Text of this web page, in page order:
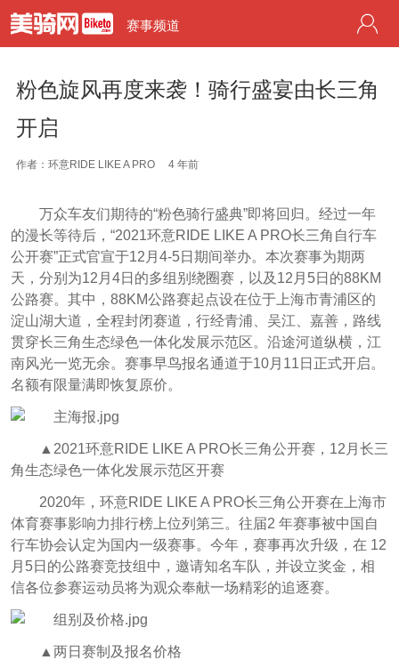
赛事频道
粉色旋风再度来袭！骑行盛宴由长三角
开启
作者：环意RIDE LIKE A PRO 4 年前
万众车友们期待的“粉色骑行盛典”即将回归。经过一年
的漫长等待后，“2021环意RIDE LIKE A PRO长三角自行车
公开赛”正式官宣于12月4-5日期间举办。本次赛事为期两
天，分别为12月4日的多组别绕圈赛，以及12月5日的88KM
公路赛。其中，88KM公路赛起点设在位于上海市青浦区的
淀山湖大道，全程封闭赛道，行经青浦、吴江、嘉善，路线
贯穿长三角生态绿色一体化发展示范区。沿途河道纵横，江
南风光一览无余。赛事早鸟报名通道于10月11日正式开启。
名额有限量满即恢复原价。
▲2021环意RIDE LIKE A PRO长三角公开赛，12月长三
角生态绿色一体化发展示范区开赛
2020年，环意RIDE LIKE A PRO长三角公开赛在上海市
体育赛事影响力排行榜上位列第三。往届2 年赛事被中国自
行车协会认定为国内一级赛事。今年，赛事再次升级，在 12
月5日的公路赛竞技组中，邀请知名车队，并设立奖金，相
信各位参赛运动员将为观众奉献一场精彩的追逐赛。
▲两日赛制及报名价格